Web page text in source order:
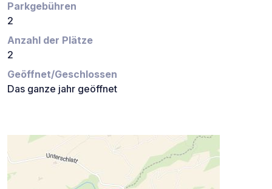
Parkgebühren
2
Anzahl der Plätze
2
Geöffnet/Geschlossen
Das ganze jahr geöffnet